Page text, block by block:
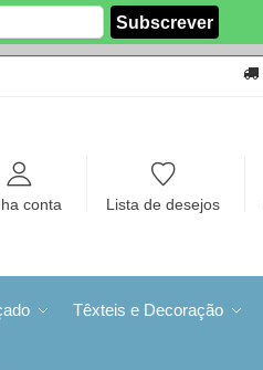
conta Lista de desejos
Têxteis e Decoração